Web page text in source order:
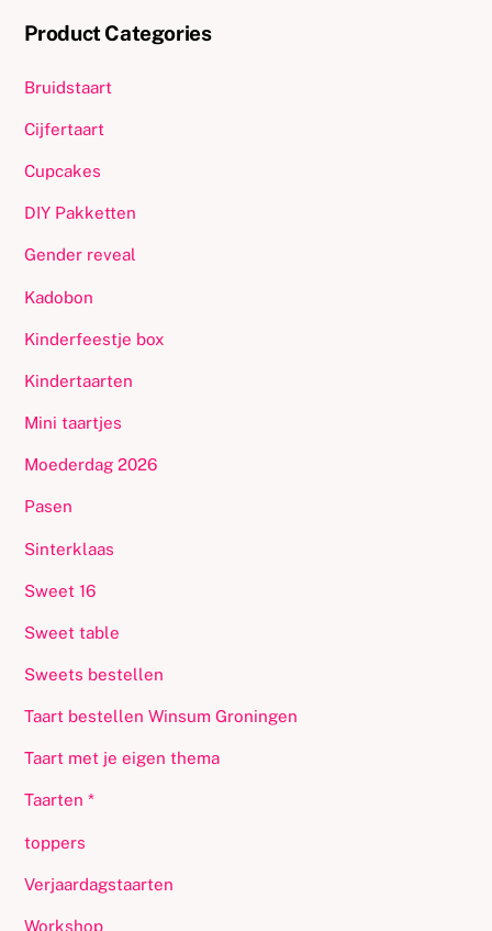
Product Categories
Bruidstaart
Cijfertaart
Cupcakes
DIY Pakketten
Gender reveal
Kadobon
Kinderfeestje box
Kindertaarten
Mini taartjes
Moederdag 2026
Pasen
Sinterklaas
Sweet 16
Sweet table
Sweets bestellen
Taart bestellen Winsum Groningen
Taart met je eigen thema
Taarten *
toppers
Verjaardagstaarten
Workshop